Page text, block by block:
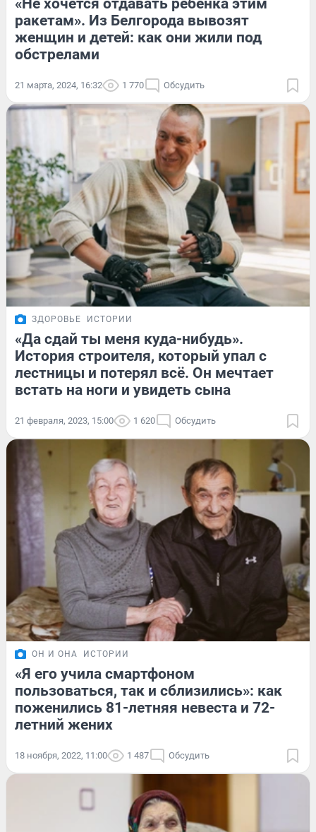
«Не хочется отдавать ребенка этим
ракетам». Из Белгорода вывозят
женщин и детей: как они жили под
обстрелами
21 марта, 2024, 16:32 1 770 Обсудить
ЗДОРОВЬЕ ИСТОРИИ
«Да сдай ты меня куда-нибудь».
История строителя, который упал с
лестницы и потерял всё. Он мечтает
встать на ноги и увидеть сына
21 февраля, 2023, 15:00 1 620 Обсудить
ОН И ОНА ИСТОРИИ
«Я его учила смартфоном
пользоваться, так и сблизились»: как
поженились 81-летняя невеста и 72-
летний жених
18 ноября, 2022, 11:00 1 487 Обсудить